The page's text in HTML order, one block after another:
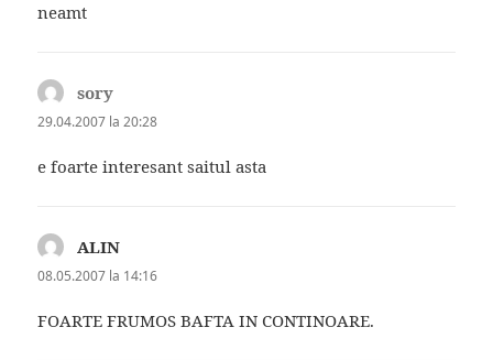
neamt
sory
29.04.2007 la 20:28
e foarte interesant saitul asta
ALIN
08.05.2007 la 14:16
FOARTE FRUMOS BAFTA IN CONTINOARE.